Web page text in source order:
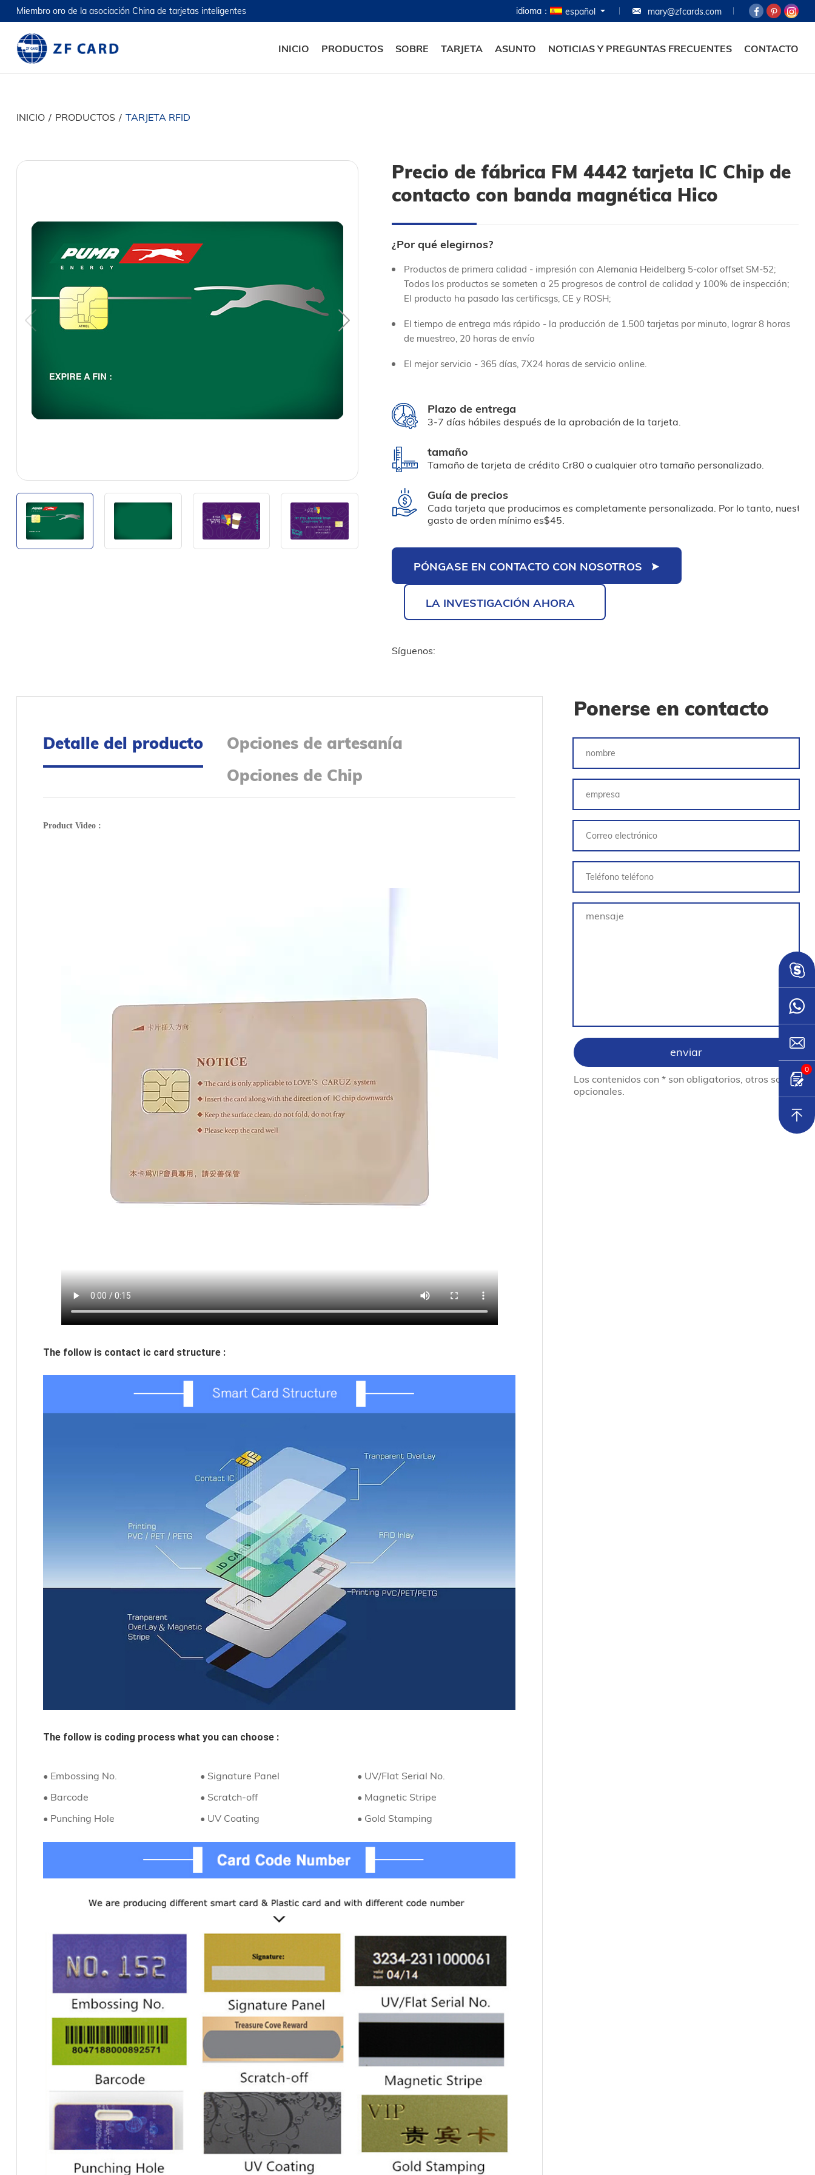
Miembro oro de la asociación China de tarjetas inteligentes mary@zfcards.com
idioma： español
INICIO PRODUCTOS SOBRE TARJETA ASUNTO NOTICIAS Y PREGUNTAS FRECUENTES CONTACTO
INICIO
PRODUCTOS
SOBRE
FRECUENTES
INICIO / PRODUCTOS / TARJETA RFID
Precio de fábrica FM 4442 tarjeta IC Chip de
contacto con banda magnética Hico
¿Por qué elegirnos?
Productos de primera calidad - impresión con Alemania Heidelberg 5-color offset SM-52;
Todos los productos se someten a 25 progresos de control de calidad y 100% de inspección;
El producto ha pasado las certificsgs, CE y ROSH;
El tiempo de entrega más rápido - la producción de 1.500 tarjetas por minuto, lograr 8 horas
de muestreo, 20 horas de envío
El mejor servicio - 365 días, 7X24 horas de servicio online.
Plazo de entrega
3-7 días hábiles después de la aprobación de la tarjeta.
tamaño
Tamaño de tarjeta de crédito Cr80 o cualquier otro tamaño personalizado.
Guía de precios
Cada tarjeta que producimos es completamente personalizada. Por lo tanto, nuestro
gasto de orden mínimo es$45.
PÓNGASE EN CONTACTO CON NOSOTROS
LA INVESTIGACIÓN AHORA
Síguenos:
Ponerse en contacto
Los contenidos con * son obligatorios, otros son
opcionales.
Detalle del producto
Opciones de artesanía
Opciones de Chip
Product Video :
The follow is contact ic card structure :
The follow is coding process what you can choose :
• Embossing No. • Signature Panel
• UV/Flat Serial No.
• Barcode
• Scratch-off
• Magnetic Stripe
• Punching Hole
• UV Coating • Gold Stamping
0